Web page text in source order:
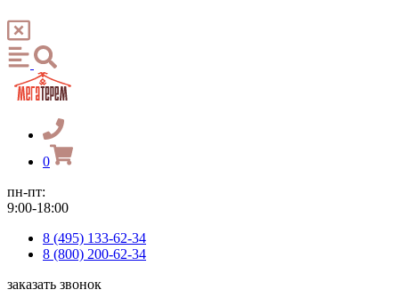
0
пн-пт:
9:00-18:00
8 (495) 133-62-34
8 (800) 200-62-34
заказать звонок